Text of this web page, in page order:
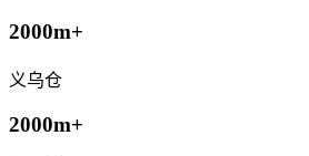
2000m+
义乌仓
2000m+